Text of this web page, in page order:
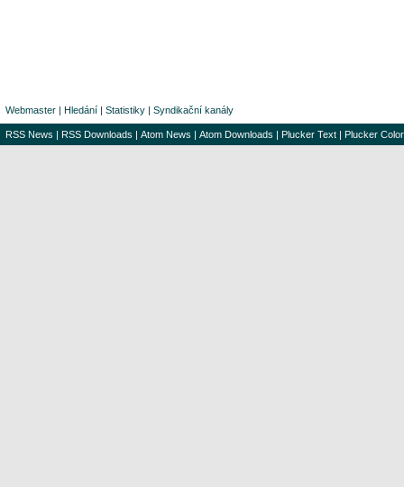
Webmaster | Hledání | Statistiky | Syndikační kanály
RSS News | RSS Downloads | Atom News | Atom Downloads | Plucker Text | Plucker Color